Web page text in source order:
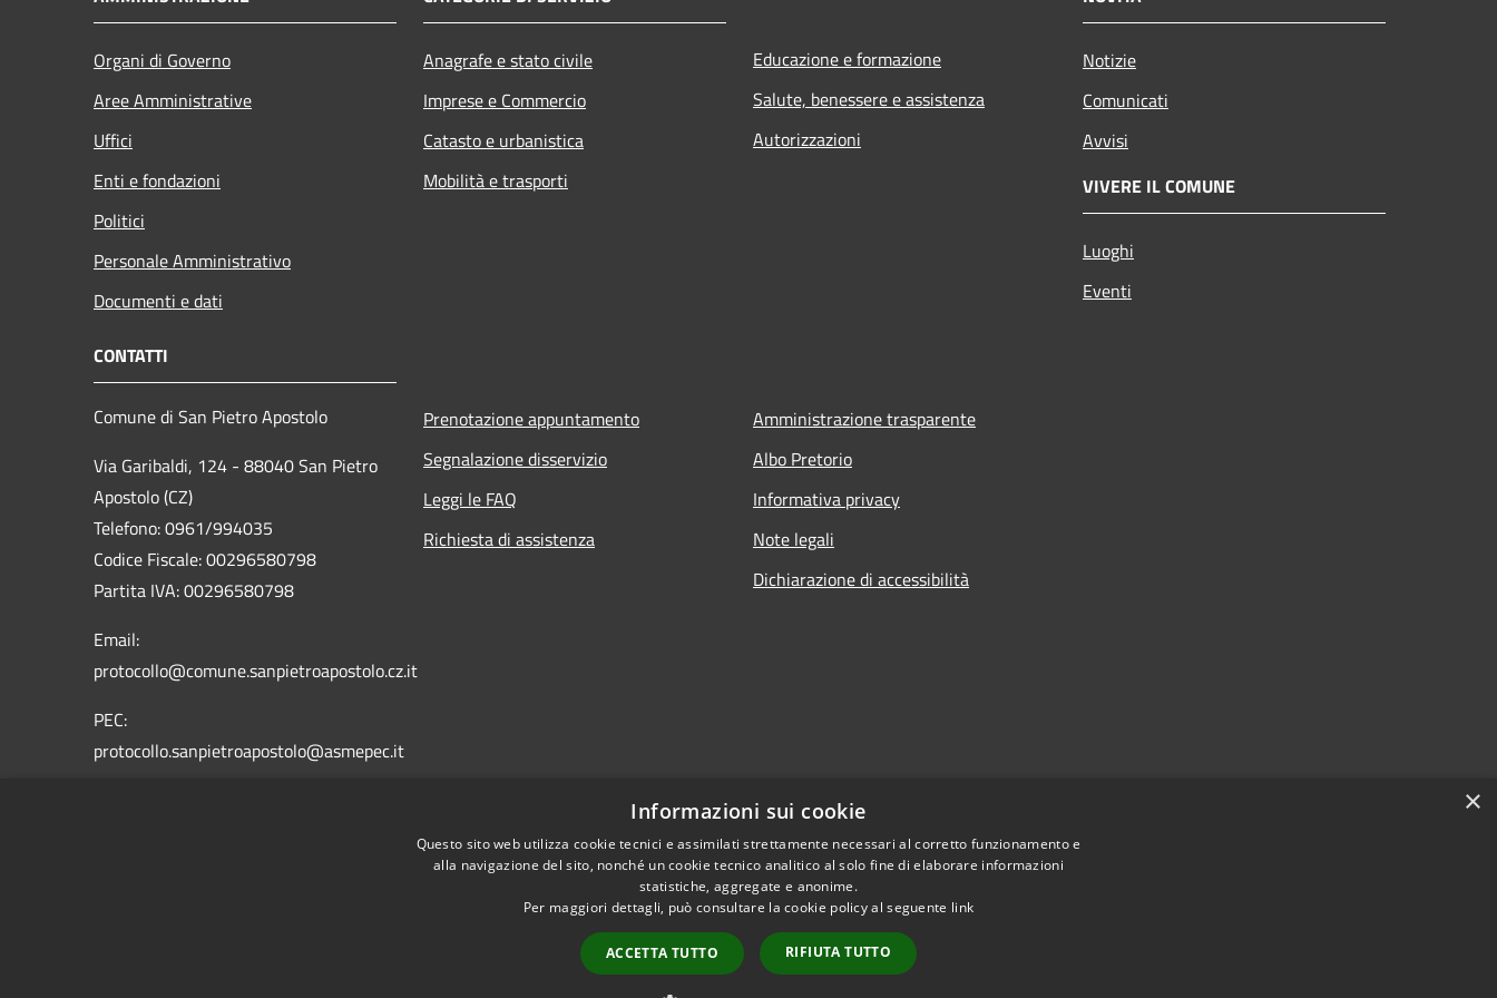
Organi di Governo
Aree Amministrative
Uffici
Enti e fondazioni
Politici
Personale Amministrativo
Documenti e dati
Anagrafe e stato civile
Imprese e Commercio
Catasto e urbanistica
Mobilità e trasporti
Educazione e formazione
Salute, benessere e assistenza
Autorizzazioni
Notizie
Comunicati
Avvisi
VIVERE IL COMUNE
Luoghi
Eventi
CONTATTI
Comune di San Pietro Apostolo
Via Garibaldi, 124 - 88040 San Pietro
Apostolo (CZ)
Telefono: 0961/994035
Codice Fiscale: 00296580798
Partita IVA: 00296580798
Email:
protocollo@comune.sanpietroapostolo.cz.it
PEC:
protocollo.sanpietroapostolo@asmepec.it
Prenotazione appuntamento
Segnalazione disservizio
Leggi le FAQ
Richiesta di assistenza
Amministrazione trasparente
Albo Pretorio
Informativa privacy
Note legali
Dichiarazione di accessibilità
Copyright © 2026 • Comune di San Pietro Apostolo • Powered by
×
Informazioni sui cookie
Questo sito web utilizza cookie tecnici e assimilati strettamente necessari al corretto funzionamento e
alla navigazione del sito, nonché un cookie tecnico analitico al solo fine di elaborare informazioni
statistiche, aggregate e anonime.
Per maggiori dettagli, può consultare la cookie policy al seguente link
ACCETTA TUTTO RIFIUTA TUTTO